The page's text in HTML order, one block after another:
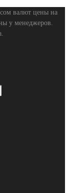
валют цены на
у менеджеров.